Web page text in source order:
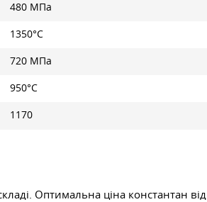
480 МПа
1350°C
720 МПа
950°C
1170
Оптимальна ціна константан від